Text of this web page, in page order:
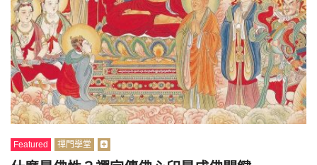
Featured 禪門學堂